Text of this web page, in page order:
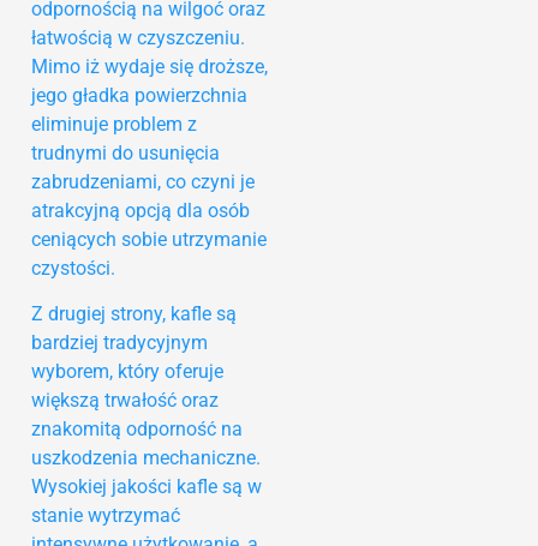
odpornością na wilgoć oraz
łatwością w czyszczeniu.
Mimo iż wydaje się droższe,
jego gładka powierzchnia
eliminuje problem z
trudnymi do usunięcia
zabrudzeniami, co czyni je
atrakcyjną opcją dla osób
ceniących sobie utrzymanie
czystości.
Z drugiej strony, kafle są
bardziej tradycyjnym
wyborem, który oferuje
większą trwałość oraz
znakomitą odporność na
uszkodzenia mechaniczne.
Wysokiej jakości kafle są w
stanie wytrzymać